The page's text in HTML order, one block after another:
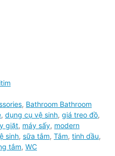
, Bathroom Bathroom
, dụng cụ vệ sinh, giá treo đồ,
giặt, máy sấy, modern
sinh, sữa tắm, Tắm, tinh dầu,
tắm, WC